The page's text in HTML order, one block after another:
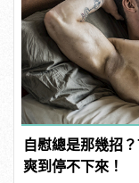
自慰總是那幾招
爽到停不下來！